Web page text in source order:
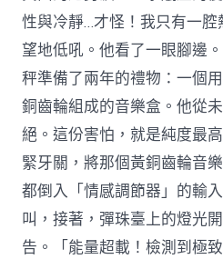
性與冷靜…才怪！我只有一
望地低吼。他看了一眼腳邊
秤準備了兩年的禮物：一個
銅齒輪組成的音樂盒。他從
絕。這份害怕，就是純度最
緊牙關，將那個黃銅齒輪音
都倒入「情感調節器」的輸
叫，接著，彈珠臺上的燈光
告。「能量超載！檢測到極